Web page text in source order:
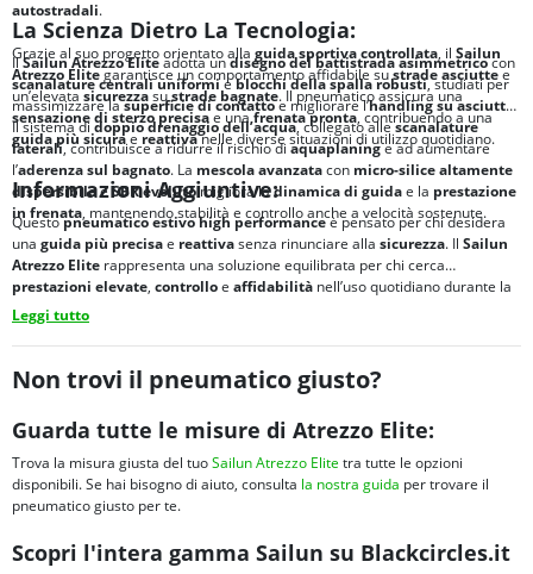
autostradali.
Grazie al suo progetto orientato alla guida sportiva controllata, il Sailun
Atrezzo Elitegarantisce un comportamento affidabile sustrade asciuttee
un’elevatasicurezzasustrade bagnate. Il pneumatico assicura una
sensazione di sterzo precisae unafrenata pronta, contribuendo a una
guida più sicuraereattivanelle diverse situazioni di utilizzo quotidiano.
La Scienza Dietro La Tecnologia:
IlSailun Atrezzo Eliteadotta undisegno del battistrada asimmetricocon
scanalature centrali uniformieblocchi della spalla robusti, studiati per
massimizzare lasuperficie di contattoe migliorare l’handling su asciutto.
Il sistema didoppio drenaggio dell’acqua, collegato allescanalature
laterali, contribuisce a ridurre il rischio diaquaplaninge ad aumentare
l’aderenza sul bagnato. La mescola avanzatacon micro-silice altamente
dispersibileeSBR evolutomigliora ladinamica di guidae la prestazione
in frenata, mantenendo stabilità e controllo anche a velocità sostenute.
Informazioni Aggiuntive:
Questopneumatico estivo high performanceè pensato per chi desidera
una guida più precisae reattivasenza rinunciare alla sicurezza. Il Sailun
Atrezzo Elite rappresenta una soluzione equilibrata per chi cerca
prestazioni elevate, controlloe affidabilità nell’uso quotidiano durante la
stagione estiva
Leggi tutto
Non trovi il pneumatico giusto?
Guarda tutte le misure di Atrezzo Elite:
Trova la misura giusta del tuoSailun Atrezzo Elite tra tutte le opzioni
disponibili. Se hai bisogno di aiuto, consulta la nostra guida per trovare il
pneumatico giusto per te.
Scopri l'intera gamma Sailun su Blackcircles.it